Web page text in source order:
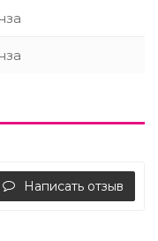
Написать отзыв